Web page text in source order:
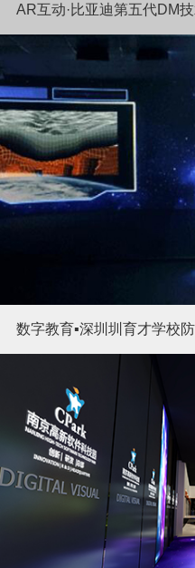
AR互动·比亚迪第五代DM
数字教育▪深圳圳育才学校